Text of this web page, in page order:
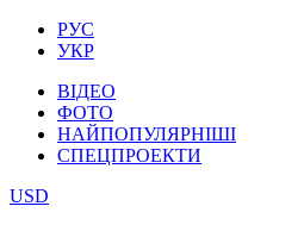
РУС
УКР
ВІДЕО
ФОТО
НАЙПОПУЛЯРНІШІ
СПЕЦПРОЕКТИ
USD